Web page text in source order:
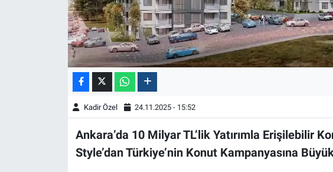
Kadir Özel 24.11.2025 - 15:52
Ankara’da 10 Milyar TL’lik Yatırımla Erişilebilir
Style’dan Türkiye’nin Konut Kampanyasına